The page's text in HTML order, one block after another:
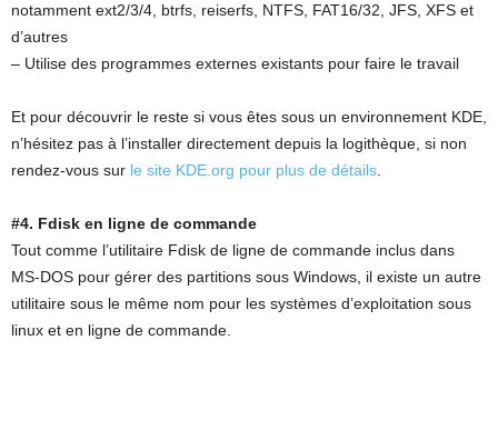
notamment ext2/3/4, btrfs, reiserfs, NTFS, FAT16/32, JFS, XFS et
d’autres
– Utilise des programmes externes existants pour faire le travail
Et pour découvrir le reste si vous êtes sous un environnement KDE,
n’hésitez pas à l’installer directement depuis la logithèque, si non
rendez-vous sur le site KDE.org pour plus de détails.
#4. Fdisk en ligne de commande
Tout comme l’utilitaire Fdisk de ligne de commande inclus dans
MS-DOS pour gérer des partitions sous Windows, il existe un autre
utilitaire sous le même nom pour les systèmes d’exploitation sous
linux et en ligne de commande.